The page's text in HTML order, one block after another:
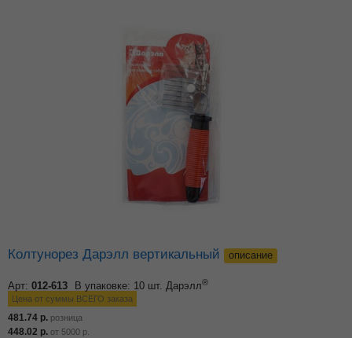
Колтунорез Дарэлл вертикальный описание
Арт: 012-613 В упаковке: 10 шт. Дарэлл®
Цена от суммы ВСЕГО заказа
481.74 р. розница
448.02 р. от 5000 р.